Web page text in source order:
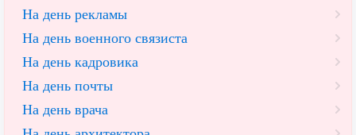
На день рекламы
На день военного связиста
На день кадровика
На день почты
На день врача